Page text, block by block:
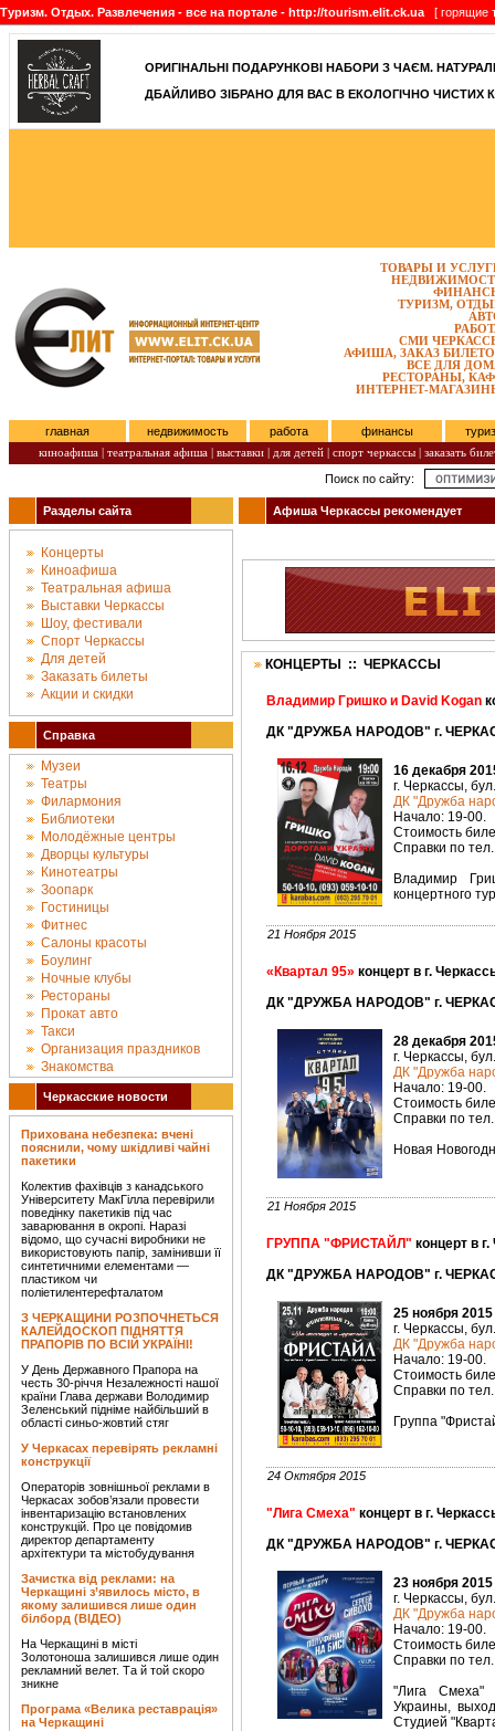
Туризм. Отдых. Развлечения - все на портале - http://tourism.elit.ck.ua [ горящие
ОРИГІНАЛЬНІ ПОДАРУНКОВІ НАБОРИ З ЧАЄМ.
ДБАЙЛИВО ЗІБРАНО ДЛЯ ВАС В ЕКОЛОГІЧНО ЧИСТИХ
ТОВАРЫ И
ТУРИЗМ,
СМИ
АФИША, ЗАКАЗ
ВСЕ ДЛЯ
РЕСТОРАНЫ,
ИНТЕРНЕТ-
главная недвижимость работа финансы
киноафиша | театральная афиша | выставки | для детей | спорт черкассы | заказать
Поиск по сайту:
Разделы сайта
Концерты
Киноафиша
Театральная афиша
Выставки Черкассы
Шоу, фестивали
Спорт Черкассы
Для детей
Заказать билеты
Акции и скидки
Справка
Музеи
Театры
Филармония
Библиотеки
Молодёжные центры
Дворцы культуры
Кинотеатры
Зоопарк
Гостиницы
Фитнес
Салоны красоты
Боулинг
Ночные клубы
Рестораны
Прокат авто
Такси
Организация праздников
Знакомства
Черкасские новости
Прихована небезпека: вчені
пояснили, чому шкідливі чайні
пакетики
Колектив фахівців з канадського
Університету МакГілла перевірили
поведінку пакетиків під час
заварювання в окропі. Наразі
відомо, що сучасні виробники не
використовують папір, замінивши її
синтетичними елементами —
пластиком чи
поліетилентерефталатом
З ЧЕРКАЩИНИ РОЗПОЧНЕТЬСЯ
КАЛЕЙДОСКОП ПІДНЯТТЯ
ПРАПОРІВ ПО ВСІЙ УКРАЇНІ!
У День Державного Прапора на
честь 30-річчя Незалежності нашої
країни Глава держави Володимир
Зеленський підніме найбільший в
області синьо-жовтий стяг
У Черкасах перевірять рекламні
конструкції
Операторів зовнішньої реклами в
Черкасах зобов’язали провести
інвентаризацію встановлених
конструкцій. Про це повідомив
директор департаменту
архітектури та містобудування
Зачистка від реклами: на
Черкащині з’явилось місто, в
якому залишився лише один
білборд (ВІДЕО)
На Черкащині в місті
Золотоноша залишився лише один
рекламний велет. Та й той скоро
зникне
Програма «Велика реставрація»
на Черкащині
Афиша Черкассы рекомендует
КОНЦЕРТЫ :: ЧЕРКАССЫ
Владимир Гришко и David Kogan
ДК "ДРУЖБА НАРОДОВ" г.
16 декабря
г. Черкассы,
ДК "Дружба
Начало: 19-00.
Стоимость
Справки по
Владимир
концертного
21 Ноября 2015
«Квартал 95» концерт в г.
ДК "ДРУЖБА НАРОДОВ" г.
28 декабря
г. Черкассы,
ДК "Дружба
Начало: 19-00.
Стоимость
Справки по
Новая
21 Ноября 2015
ГРУППА "ФРИСТАЙЛ" концерт в
ДК "ДРУЖБА НАРОДОВ" г.
25 ноября 2015
г. Черкассы,
ДК "Дружба
Начало: 19-00.
Стоимость
Справки по
Группа
24 Октября 2015
"Лига Смеха" концерт в г.
ДК "ДРУЖБА НАРОДОВ" г.
23 ноября 2015
г. Черкассы,
ДК "Дружба
Начало: 19-00.
Стоимость
Справки по
"Лига Смеха"
Украины,
Студией